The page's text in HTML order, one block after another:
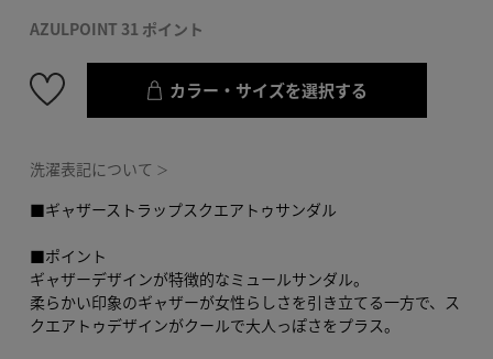
AZULPOINT 31 ポイント
カラー・サイズを選択する
洗濯表記について ＞
■ギャザーストラップスクエアトゥサンダル
■ポイント
ギャザーデザインが特徴的なミュールサンダル。
柔らかい印象のギャザーが女性らしさを引き立てる一方で、ス
クエアトゥデザインがクールで大人っぽさをプラス。